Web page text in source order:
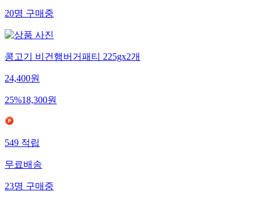
20명구매중
콩고기 비건햄버거패티 225gx2개
24,400원
25%18,300원
549적립
무료배송
23명구매중